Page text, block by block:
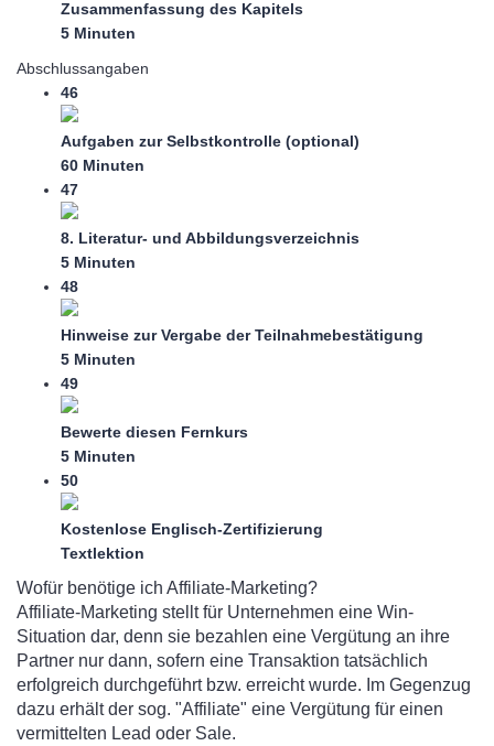
Zusammenfassung des Kapitels
5 Minuten
Abschlussangaben
46
Aufgaben zur Selbstkontrolle (optional)
60 Minuten
47
8. Literatur- und Abbildungsverzeichnis
5 Minuten
48
Hinweise zur Vergabe der Teilnahmebestätigung
5 Minuten
49
Bewerte diesen Fernkurs
5 Minuten
50
Kostenlose Englisch-Zertifizierung
Textlektion
Wofür benötige ich Affiliate-Marketing?
Affiliate-Marketing stellt für Unternehmen eine Win-
Situation dar, denn sie bezahlen eine Vergütung an ihre
Partner nur dann, sofern eine Transaktion tatsächlich
erfolgreich durchgeführt bzw. erreicht wurde. Im Gegenzug
dazu erhält der sog. "Affiliate" eine Vergütung für einen
vermittelten Lead oder Sale.